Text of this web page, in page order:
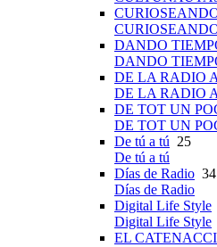
DANDO
DANDO
DE LA RADIO
DE LA RADIO
DE TOT UN
DE TOT UN
De tú a tú 25
De tú a tú
Días de Radio 34
Días de Radio
Digital Life Style
Digital Life Style
EL